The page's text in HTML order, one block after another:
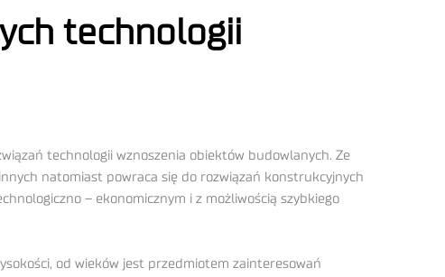
technologii
technologii wznoszenia obiektów budowlanych. Ze
natomiast powraca się do rozwiązań konstrukcyjnych
– ekonomicznym i z możliwością szybkiego
od wieków jest przedmiotem zainteresowań